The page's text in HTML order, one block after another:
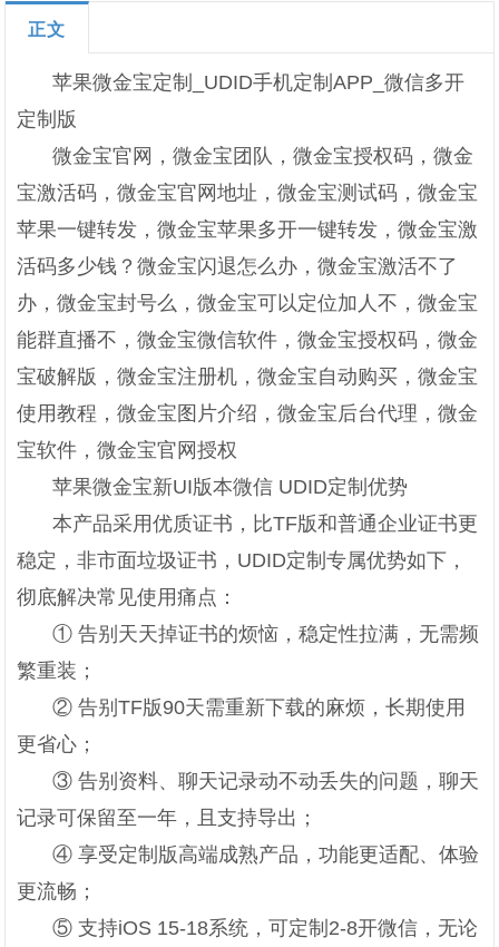
正文
苹果微金宝定制_UDID手机定制APP_微信多开
定制版
微金宝官网，微金宝团队，微金宝授权码，微金
宝激活码，微金宝官网地址，微金宝测试码，微金宝
苹果一键转发，微金宝苹果多开一键转发，微金宝激
活码多少钱？微金宝闪退怎么办，微金宝激活不了
办，微金宝封号么，微金宝可以定位加人不，微金宝
能群直播不，微金宝微信软件，微金宝授权码，微金
宝破解版，微金宝注册机，微金宝自动购买，微金宝
使用教程，微金宝图片介绍，微金宝后台代理，微金
宝软件，微金宝官网授权
苹果微金宝新UI版本微信 UDID定制优势
本产品采用优质证书，比TF版和普通企业证书更
稳定，非市面垃圾证书，UDID定制专属优势如下，
彻底解决常见使用痛点：
① 告别天天掉证书的烦恼，稳定性拉满，无需频
繁重装；
② 告别TF版90天需重新下载的麻烦，长期使用
更省心；
③ 告别资料、聊天记录动不动丢失的问题，聊天
记录可保留至一年，且支持导出；
④ 享受定制版高端成熟产品，功能更适配、体验
更流畅；
⑤ 支持iOS 15-18系统，可定制2-8开微信，无论